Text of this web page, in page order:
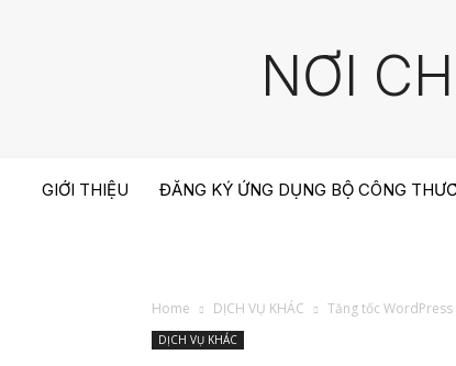
NƠI
GIỚI THIỆU ĐĂNG KÝ ỨNG DỤNG BỘ CÔNG
Home DỊCH VỤ KHÁC Tăng tốc
DỊCH VỤ KHÁC